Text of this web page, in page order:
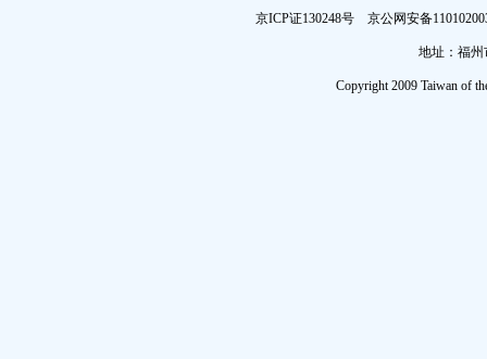
京ICP证130248号 京公网安备
地址：福州
Copyright 2009 Taiwan of